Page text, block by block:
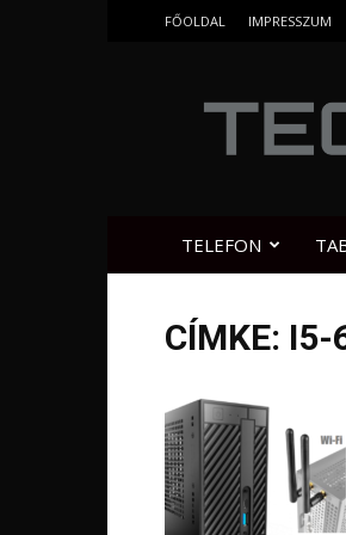
FŐOLDAL IMPRESSZUM
TELEFON
CÍMKE: I5-